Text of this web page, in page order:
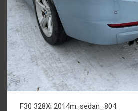
F30 328Xi 2014m. sedan_804